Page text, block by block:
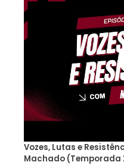
Vozes, Lutas e
Machado (Temporada